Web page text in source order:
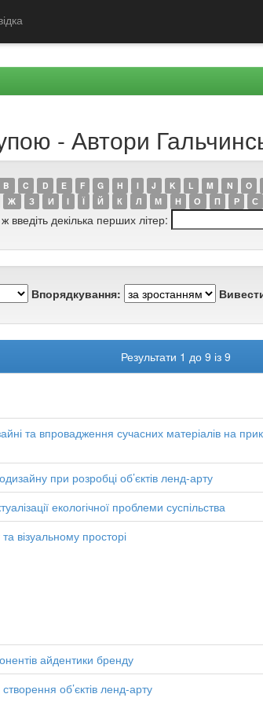
- Автори
B C D E F G H I J K L M N O
Ж З И І Ї Й К Л М Н О П Р С
введіть декілька перших літер:
Впорядкування:
Результати 1 до 9 із 9
та впровадження сучасних матеріалів на
при розробці об’єктів ленд-арту
екологічної проблеми суспільства
візуальному просторі
айдентики бренду
об’єктів ленд-арту